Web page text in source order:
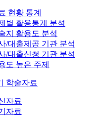
현황 통계
별 활용통계 분석
지 활용도 분석
/대출제공 기관 분석
/대출신청 기관 분석
도 높은 주제
학술자료
자료
자료